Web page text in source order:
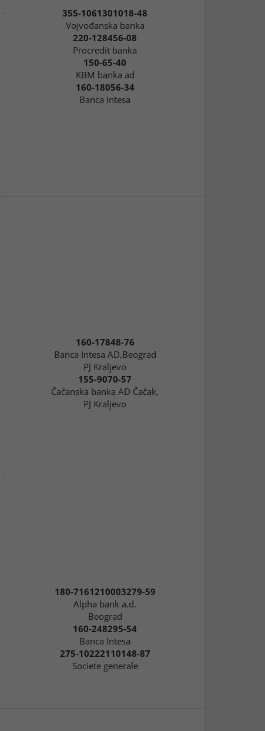
355-1061301018-48
Vojvođanska banka
220-128456-08
Procredit banka
150-65-40
KBM banka ad
160-18056-34
Banca Intesa
160-17848-76
Banca Intesa AD,Beograd
PJ Kraljevo
155-9070-57
Čačanska banka AD Čačak,
PJ Kraljevo
180-7161210003279-59
Alpha bank a.d.
Beograd
160-248295-54
Banca Intesa
275-10222110148-87
Societe generale